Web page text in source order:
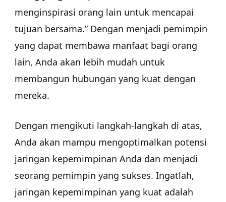
menginspirasi orang lain untuk mencapai
tujuan bersama.” Dengan menjadi pemimpin
yang dapat membawa manfaat bagi orang
lain, Anda akan lebih mudah untuk
membangun hubungan yang kuat dengan
mereka.
Dengan mengikuti langkah-langkah di atas,
Anda akan mampu mengoptimalkan potensi
jaringan kepemimpinan Anda dan menjadi
seorang pemimpin yang sukses. Ingatlah,
jaringan kepemimpinan yang kuat adalah